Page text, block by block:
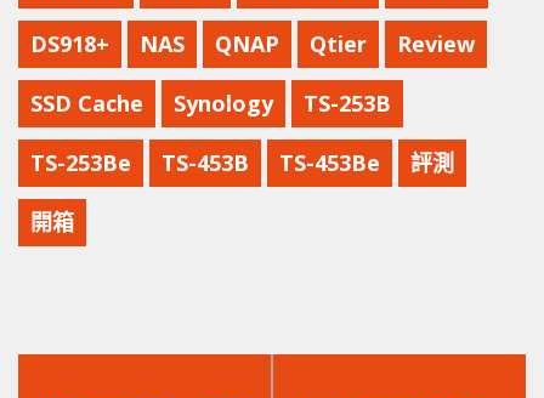
DS918+ NAS QNAP Qtier Review
SSD Cache Synology TS-253B
TS-253Be TS-453B TS-453Be 評測
開箱